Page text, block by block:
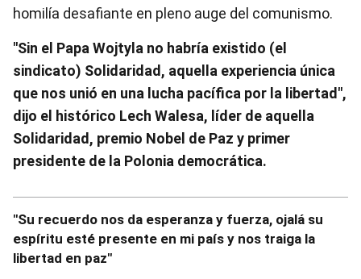
homilía desafiante en pleno auge del comunismo.
"Sin el Papa Wojtyla no habría existido (el
sindicato) Solidaridad, aquella experiencia única
que nos unió en una lucha pacífica por la libertad",
dijo el histórico Lech Walesa, líder de aquella
Solidaridad, premio Nobel de Paz y primer
presidente de la Polonia democrática.
"Su recuerdo nos da esperanza y fuerza, ojalá su
espíritu esté presente en mi país y nos traiga la
libertad en paz"